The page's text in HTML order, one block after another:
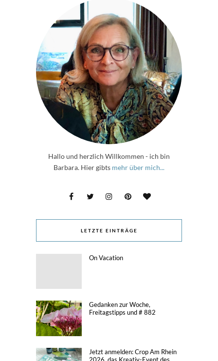
Hallo und herzlich Willkommen - ich bin
Barbara. Hier gibts mehr über mich...
LETZTE EINTRÄGE
On Vacation
Gedanken zur Woche,
Freitagstipps und # 882
Jetzt anmelden: Crop Am Rhein
2026, das Kreativ-Event des